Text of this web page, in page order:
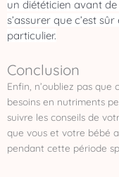
un diététicien avant
s’assurer que c’est
particulier.
Conclusion
Enfin, n’oubliez pas
besoins en nutriments
suivre les conseils de
que vous et votre bébé
pendant cette période